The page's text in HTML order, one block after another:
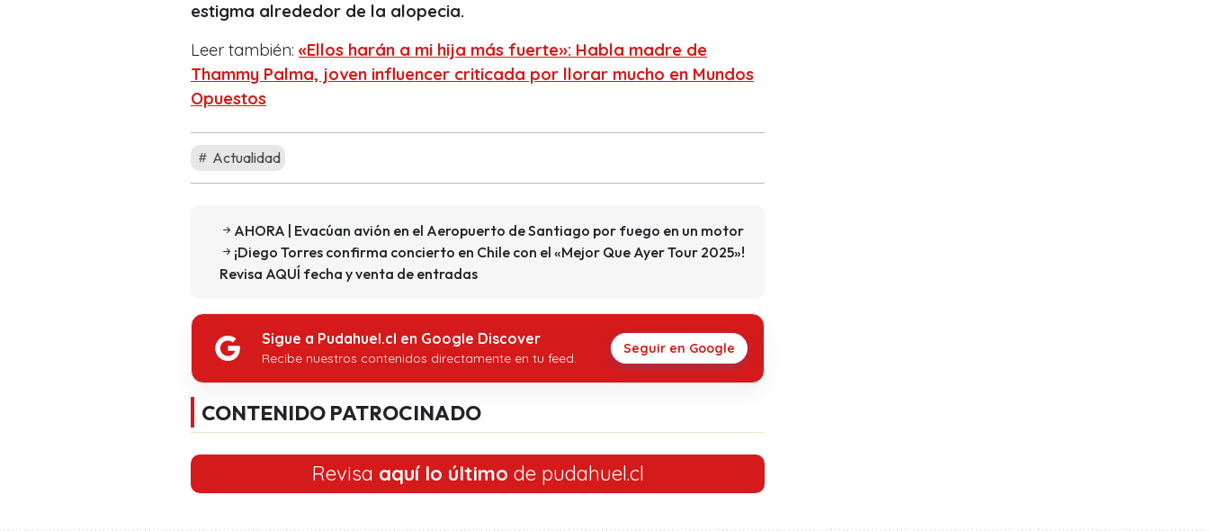
estigma alrededor de la alopecia.
Leer también: «Ellos harán a mi hija más fuerte»: Habla madre de
Thammy Palma, joven influencer criticada por llorar mucho en Mundos
Opuestos
Actualidad
AHORA | Evacúan avión en el Aeropuerto de Santiago por fuego en un motor
¡Diego Torres confirma concierto en Chile con el «Mejor Que Ayer Tour 2025»!
Revisa AQUÍ fecha y venta de entradas
Sigue a Pudahuel.cl en Google Discover
Recibe nuestros contenidos directamente en tu feed.
Seguir en Google
CONTENIDO PATROCINADO
Revisa aquí lo último de pudahuel.cl